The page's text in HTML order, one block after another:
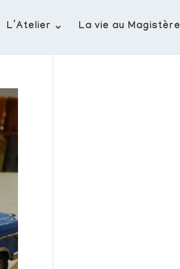
L’Atelier La vie au Magistère